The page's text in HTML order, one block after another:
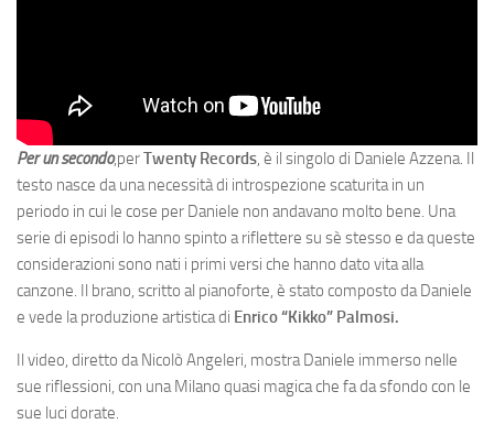
Per un secondo,perTwenty Records, è il singolo di Daniele Azzena. Il
testo nasce da una necessità di introspezione scaturita in un
periodo in cui le cose per Daniele non andavano molto bene. Una
serie di episodi lo hanno spinto a riflettere su sè stesso e da queste
considerazioni sono nati i primi versi che hanno dato vita alla
canzone. Il brano, scritto al pianoforte, è stato composto da Daniele
e vede la produzione artistica di Enrico “Kikko” Palmosi.
Il video, diretto da Nicolò Angeleri, mostra Daniele immerso nelle
sue riflessioni, con una Milano quasi magica che fa da sfondo con le
sue luci dorate.